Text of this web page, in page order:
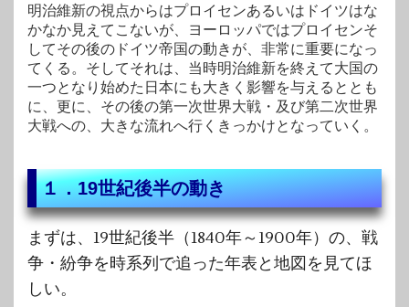
明治維新の視点からはプロイセンあるいはドイツはな
かなか見えてこないが、ヨーロッパではプロイセンそ
してその後のドイツ帝国の動きが、非常に重要になっ
てくる。そしてそれは、当時明治維新を終えて大国の
一つとなり始めた日本にも大きく影響を与えるととも
に、更に、その後の第一次世界大戦・及び第二次世界
大戦への、大きな流れへ行くきっかけとなっていく。
１．19世紀後半の動き
まずは、19世紀後半（1840年～1900年）の、戦
争・紛争を時系列で追った年表と地図を見てほ
しい。